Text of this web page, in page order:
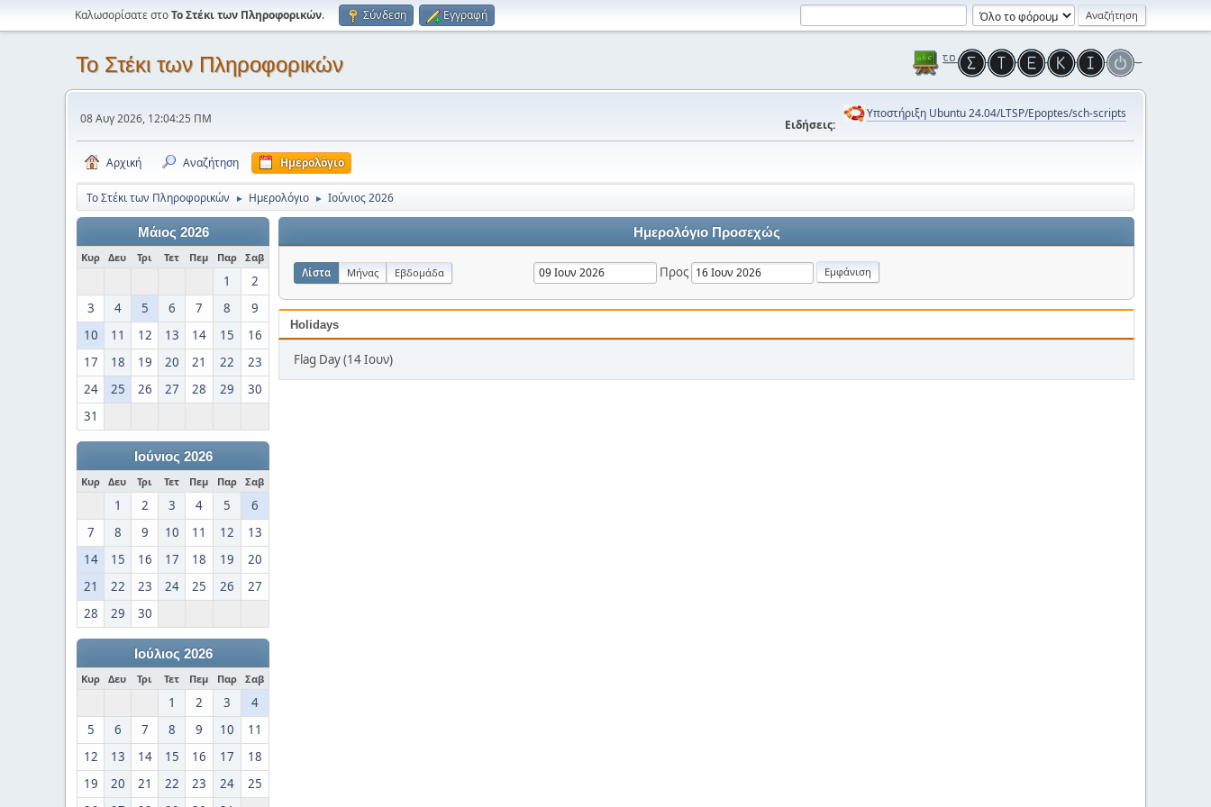
Καλωσορίσατε στοΤο Στέκι των Πληροφορικών. Σύνδεση Εγγραφή
Το Στέκι των Πληροφορικών
08 Αυγ 2026, 12:04:25 ΠΜ Ειδήσεις:
Υποστήριξη Ubuntu 24.04/LTSP/Epoptes/sch-scripts
Αρχική Αναζήτηση Ημερολόγιο
Το Στέκι των Πληροφορικών ► Ημερολόγιο ► Ιούνιος 2026
Μάιος 2026
Κυρ Δευ Τρι Τετ Πεμ Παρ Σαβ
1
2
3
4 5 6 7 8
9
10
11 12 13 14 15
16
17
18 19 20 21 22
23
24
25 26 27 28 29
30
31
Ιούνιος 2026
Κυρ Δευ Τρι Τετ Πεμ Παρ Σαβ
1 2 3 4 5
6
7
8 9 10 11 12
13
14
15 16 17 18 19
20
21
22 23 24 25 26
27
28
29 30
Ιούλιος 2026
Κυρ Δευ Τρι Τετ Πεμ Παρ Σαβ
1 2 3
4
5
6 7 8 9 10
11
12
13 14 15 16 17
18
19
20 21 22 23 24
25
Ημερολόγιο Προσεχώς
Λίστα Μήνας Εβδομάδα Προς
Holidays
Flag Day (14 Ιουν)